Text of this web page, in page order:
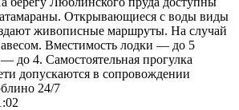
Открывающиеся с воды виды
живописные маршруты. На случай
Вместимость лодки — до 5
до 4. Самостоятельная прогулка
допускаются в сопровождении
24/7